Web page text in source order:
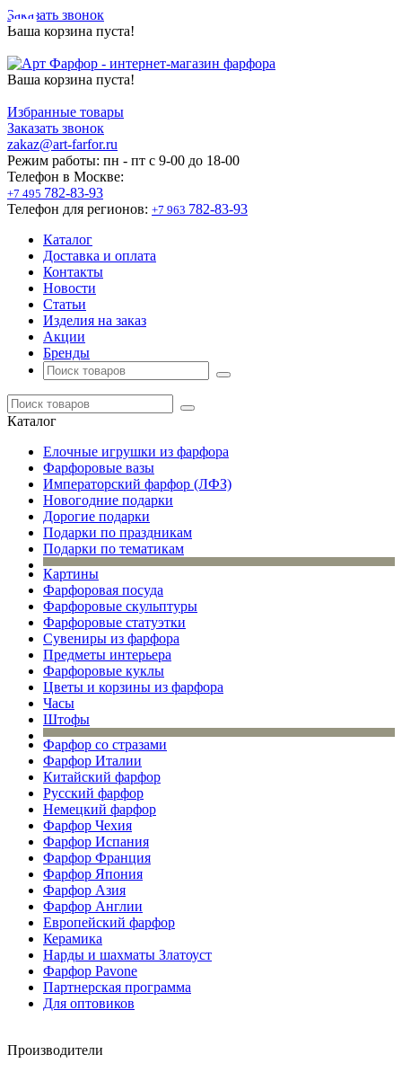
Заказать звонок
Ваша корзина пуста!
Ваша корзина пуста!
Избранные товары
Заказать звонок
zakaz@art-farfor.ru
Режим работы: пн - пт c 9-00 до 18-00
Телефон в Москве:
+7 495 782-83-93
Телефон для регионов: +7 963 782-83-93
Каталог
Доставка и оплата
Контакты
Новости
Статьи
Изделия на заказ
Акции
Бренды
Каталог
Елочные игрушки из фарфора
Фарфоровые вазы
Императорский фарфор (ЛФЗ)
Новогодние подарки
Дорогие подарки
Подарки по праздникам
Подарки по тематикам
Картины
Фарфоровая посуда
Фарфоровые скульптуры
Фарфоровые статуэтки
Сувениры из фарфора
Предметы интерьера
Фарфоровые куклы
Цветы и корзины из фарфора
Часы
Штофы
Фарфор со стразами
Фарфор Италии
Китайский фарфор
Русский фарфор
Немецкий фарфор
Фарфор Чехия
Фарфор Испания
Фарфор Франция
Фарфор Япония
Фарфор Азия
Фарфор Англии
Европейский фарфор
Керамика
Нарды и шахматы Златоуст
Фарфор Pavone
Партнерская программа
Для оптовиков
Производители